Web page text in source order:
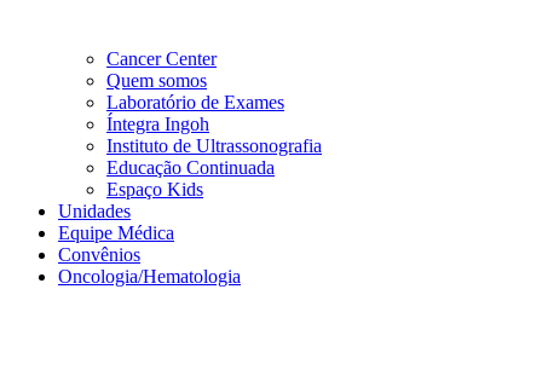
Cancer Center
Quem somos
Laboratório de Exames
Íntegra Ingoh
Instituto de Ultrassonografia
Educação Continuada
Espaço Kids
Unidades
Equipe Médica
Convênios
Oncologia/Hematologia